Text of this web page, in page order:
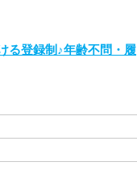
る登録制♪年齢不問・履